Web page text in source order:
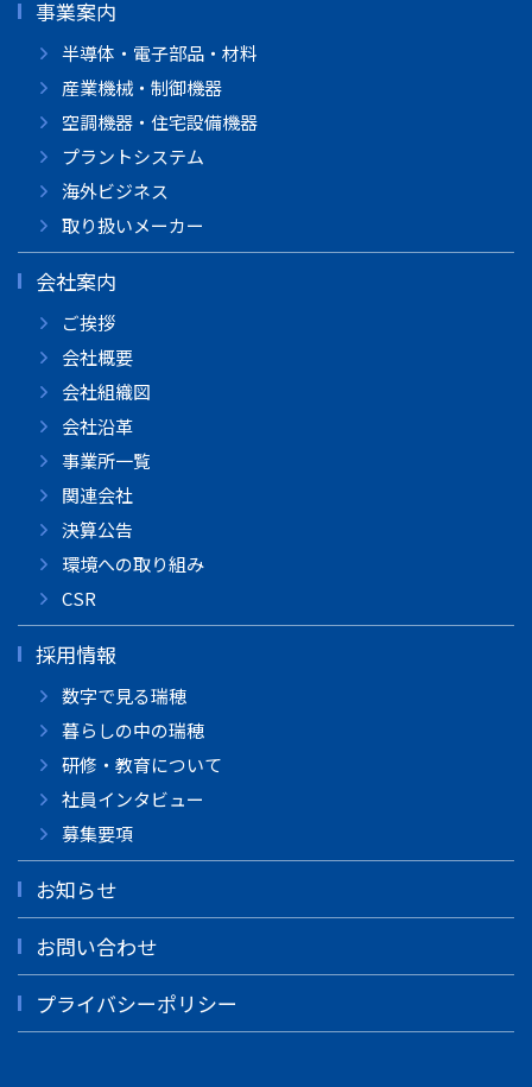
事業案内
半導体・電子部品・材料
産業機械・制御機器
空調機器・住宅設備機器
プラントシステム
海外ビジネス
取り扱いメーカー
会社案内
ご挨拶
会社概要
会社組織図
会社沿革
事業所一覧
関連会社
決算公告
環境への取り組み
CSR
採用情報
数字で見る瑞穂
暮らしの中の瑞穂
研修・教育について
社員インタビュー
募集要項
お知らせ
お問い合わせ
プライバシーポリシー